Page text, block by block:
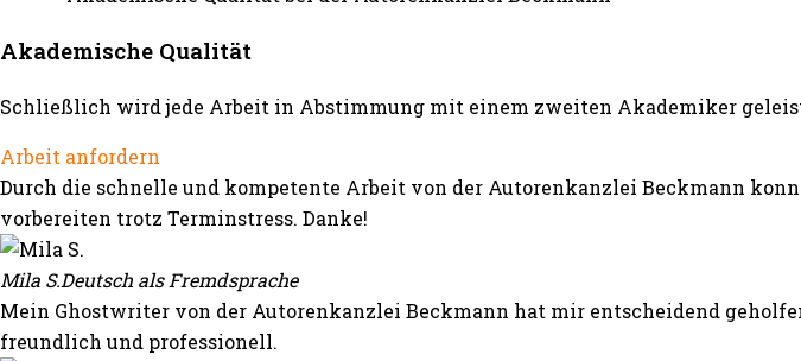
Akademische Qualität
Schließlich wird jede Arbeit in Abstimmung mit einem zweiten Akademiker
Arbeit anfordern
Durch die schnelle und kompetente Arbeit von der Autorenkanzlei Beckmann
vorbereiten trotz Terminstress. Danke!
Mila S.Deutsch als Fremdsprache
Mein Ghostwriter von der Autorenkanzlei Beckmann hat mir entscheidend
freundlich und professionell.